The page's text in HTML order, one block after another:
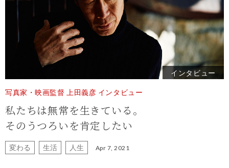
インタビュー
写真家・映画監督 上田義彦 インタビュー
私たちは無常を生きている。
そのうつろいを肯定したい
変わる 生活 人生 Apr 7, 2021